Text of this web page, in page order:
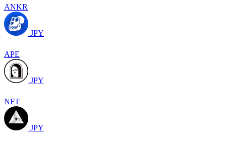
ANKR
JPY
APE
JPY
NFT
JPY